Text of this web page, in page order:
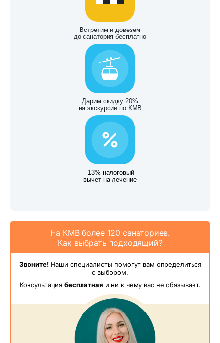
Встретим и довезем
до санатория бесплатно
Дарим скидку 20%
на экскурсии по КМВ
-13% налоговый
вычет на лечение
На КМВ более 120 санаториев.
Как выбрать подходящий?
Звоните!Наши специалисты помогут вам определиться
с выбором.
Консультация бесплатная и ни к чему вас не обязывает.